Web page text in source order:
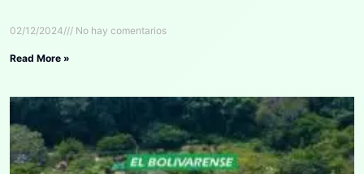
02/12/2024 No hay comentarios
Read More »